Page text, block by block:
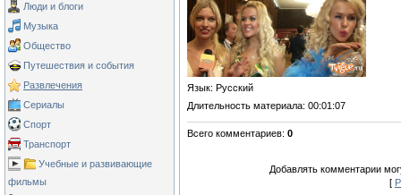
Люди и блоги
Музыка
Общество
Путешествия и события
Развлечения
Сериалы
Спорт
Транспорт
Учебные и развивающие
фильмы
Язык: Русский
Длительность материала: 00:01:07
Всего комментариев: 0
Добавлять комментарии
[